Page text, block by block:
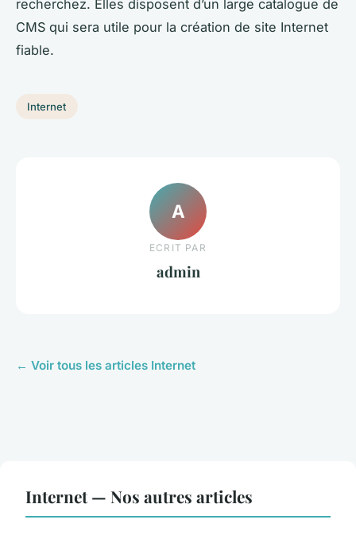
recherchez. Elles disposent d’un large catalogue de
CMS qui sera utile pour la création de site Internet
fiable.
Internet
A
ECRIT PAR
admin
← Voir tous les articles Internet
Internet — Nos autres articles